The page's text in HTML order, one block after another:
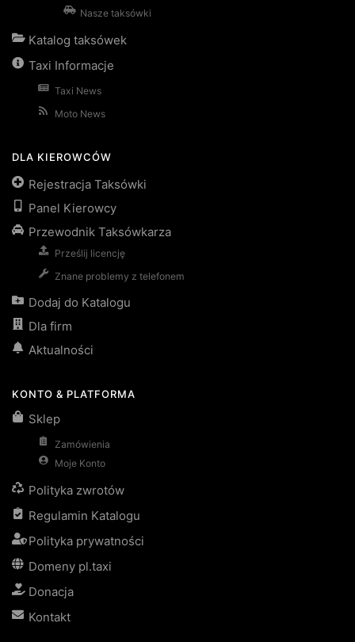
Nasze taksówki
Katalog taksówek
Taxi Informacje
Taxi News
Moto News
DLA KIEROWCÓW
Rejestracja Taksówki
Panel Kierowcy
Przewodnik Taksówkarza
Prześlij licencję
Znane problemy z telefonem
Dodaj do Katalogu
Dla firm
Aktualności
KONTO & PLATFORMA
Sklep
Zamówienia
Moje Konto
Polityka zwrotów
Regulamin Katalogu
Polityka prywatności
Domeny pl.taxi
Donacja
Kontakt